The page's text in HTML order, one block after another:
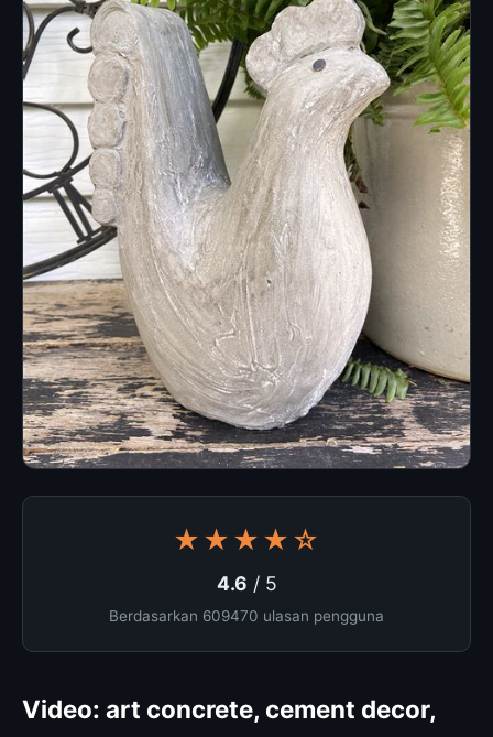
★★★★☆
4.6 / 5
Berdasarkan 609470 ulasan pengguna
Video: art concrete, cement decor,